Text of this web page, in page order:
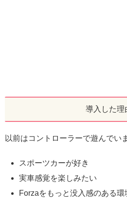
導入した理
以前はコントローラーで遊んでい
スポーツカーが好き
実車感覚を楽しみたい
Forzaをもっと没入感のある環